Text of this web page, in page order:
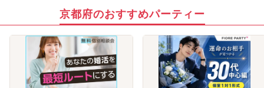
京都府のおすすめパーティー